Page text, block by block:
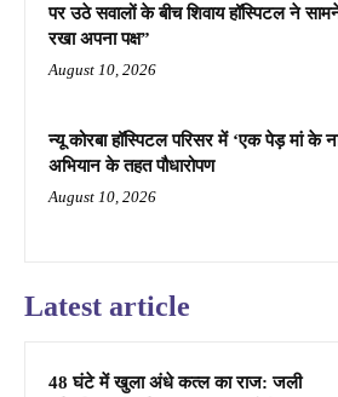
पर उठे सवालों के बीच शिवाय हॉस्पिटल ने
रखा अपना पक्ष”
August 10, 2026
न्यू कोरबा हॉस्पिटल परिसर में ‘एक पेड़ मां के
अभियान के तहत पौधारोपण
August 10, 2026
Latest article
48 घंटे में खुला अंधे कत्ल का राज: जली